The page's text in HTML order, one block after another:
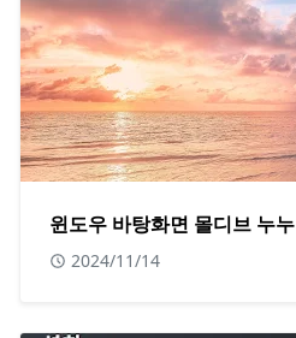
윈도우 바탕화면 몰디브 누누
2024/11/14